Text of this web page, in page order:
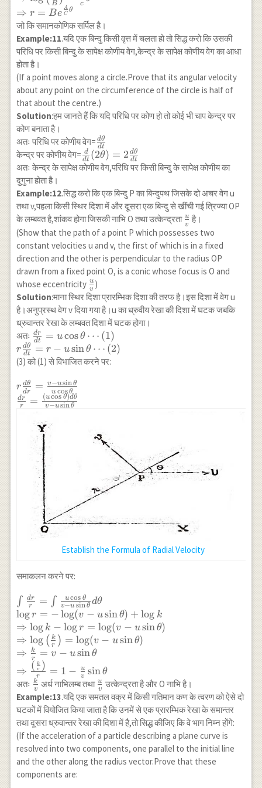
\Rightarrow \log
r=\frac{A}{c}
\theta+\log B \\
\Rightarrow \log
\left(\frac{r}
{B}\right)=\frac{A}
{c} \theta \\
\Rightarrow r=B
e^{\frac{A}{C}
\theta}
B c
⇒ r = Be C
A θ
जो कि समानकोणिक सर्पिल है।
Example:11.यदि एक बिन्दु किसी वृत्त में चलता हो तो सिद्ध करो कि उसकी
परिधि पर किसी बिन्दु के सापेक्ष कोणीय वेग,केन्द्र के सापेक्ष कोणीय वेग का आधा
होता है।
(If a point moves along a circle.Prove that its angular velocity
about any point on the circumference of the circle is half of
that about the centre.)
Solution:हम जानते हैं कि यदि परिधि पर कोण हो तो कोई भी चाप केन्द्र पर
कोण बनाता है।
अतः परिधि पर कोणीय वेग=\frac{d
\theta}
{d t}
dt
dθ
केन्द्र पर कोणीय वेग=\frac{d}
{d t}(2
\frac{d
\theta}{d
t}
dt
d (2θ) = 2 dt
dθ
अतः केन्द्र के सापेक्ष कोणीय वेग,परिधि पर किसी बिन्दु के सापेक्ष कोणीय का
दुगुना होता है।
Example:12.सिद्ध करो कि एक बिन्दु P का बिन्दुपथ जिसके दो अचर वेग u
तथा v,पहला किसी स्थिर दिशा में और दूसरा एक बिन्दु से खींची गई त्रिज्या OP
के लम्बवत है,शांकव होगा जिसकी नाभि O तथा उत्केन्द्रता \frac{u}
{v}
v
u है।
(Show that the path of a point P which possesses two
constant velocities u and v, the first of which is in a fixed
direction and the other is perpendicular to the radius OP
drawn from a fixed point O, is a conic whose focus is O and
whose eccentricity \frac{u}
{v}
v
u )
Solution:माना स्थिर दिशा प्रारम्भिक दिशा की तरफ है।इस दिशा में वेग u
है।अनुप्रस्थ वेग v दिया गया है।u का ध्रुवीय रेखा की दिशा में घटक जबकि
ध्रुवान्तर रेखा के लम्बवत दिशा में घटक होगा।
अतः \frac{d
r}{d
t}=u
\theta
\cdots(1)
\\ r
\frac{d
\theta}
{d t}=r-
u \sin
\theta
\cdots(2)
dt
dr = ucosθ ⋯ (1)
r dt
dθ = r − usinθ ⋯ (2)
(3) को (1) से विभाजित करने पर:
r \frac{d
\theta}
{dr}=\frac{v-
u \sin \theta}
{u \cos
\theta} \\
\frac{d r}
{r}=\frac{(u
\cos \theta) d
\theta}{v-u
\sin \theta}
r dr
dθ = u cos θ
v−u sin θ
r
dr = v−u sin θ
(u cos θ)dθ
Establish the Formula of Radial Velocity
समाकलन करने पर:
\int \frac{d r}
{r}=\int \frac{u
\cos \theta}{v-u
\sin \theta} d
\theta\\ \log r=-
\log (v-u \sin
\theta)+ \log k \\
\Rightarrow \log k-
\log r=\log (v-u
\sin \theta) \\
\Rightarrow \log
\left(\frac{k}
{r}\right)=\log (v-
u \sin \theta) \\
\Rightarrow
∫ r
dr = ∫ v−u sin θ
u cos θ dθ
logr = −log(v − usinθ) + log k
⇒ log k − logr = log(v − u sin θ)
⇒ log ( r
k ) = log(v − u sin θ)
⇒
r
k = v − usinθ
⇒ r
( v
k ) = 1 − v
u sinθ
अतः \frac{k}
{v}
v
k अर्ध नाभिलम्ब तथा \frac{u}
{v}
v
u उत्केन्द्रता है और O नाभि है।
Example:13.यदि एक समतल वक्र में किसी गतिमान कण के त्वरण को ऐसे दो
घटकों में वियोजित किया जाता है कि उनमें से एक प्रारम्भिक रेखा के समान्तर
तथा दूसरा ध्रुवान्तर रेखा की दिशा में है,तो सिद्ध कीजिए कि वे भाग निम्न होंगे:
(If the acceleration of a particle describing a plane curve is
resolved into two components, one parallel to the initial line
and the other along the radius vector.Prove that these
components are: